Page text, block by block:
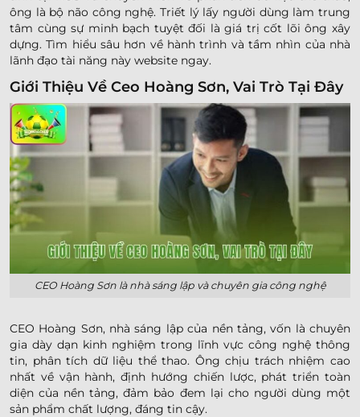
ông là bộ não công nghệ. Triết lý lấy người dùng làm trung
tâm cùng sự minh bạch tuyệt đối là giá trị cốt lõi ông xây
dựng. Tìm hiểu sâu hơn về hành trình và tầm nhìn của nhà
lãnh đạo tài năng này website ngay.
Giới Thiệu Về Ceo Hoàng Sơn, Vai Trò Tại Đây
CEO Hoàng Sơn là nhà sáng lập và chuyên gia công nghệ
CEO Hoàng Sơn, nhà sáng lập của nền tảng, vốn là chuyên
gia dày dạn kinh nghiệm trong lĩnh vực công nghệ thông
tin, phân tích dữ liệu thể thao. Ông chịu trách nhiệm cao
nhất về vận hành, định hướng chiến lược, phát triển toàn
diện của nền tảng, đảm bảo đem lại cho người dùng một
sản phẩm chất lượng, đáng tin cậy.